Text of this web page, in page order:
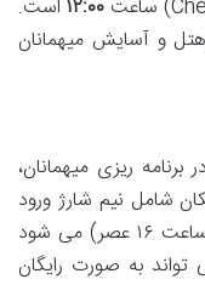
۱۲:۰۰است.
و آسایش میهمانان
ریزی میهمانان،
شامل نیم شارژ ورود
(از ساعت ۱۰ صبح) و نیم شارژ خروج (تا ساعت ۱۶ عصر) می شود
تواند به صورت رایگان